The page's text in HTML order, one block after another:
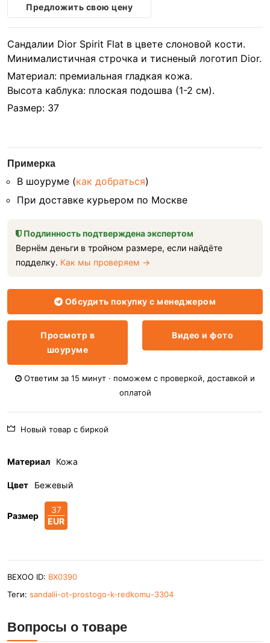
Предложить свою цену
Сандалии Dior Spirit Flat в цвете слоновой кости.
Минималистичная строчка и тисненый логотип Dior.
Материал: премиальная гладкая кожа.
Высота каблука: плоская подошва (1-2 см).
Размер: 37
Примерка
В шоуруме (как добраться)
При доставке курьером по Москве
Подлинность подтверждена экспертом
Вернём деньги в тройном размере, если найдёте
подделку. Как мы проверяем →
Обсудить покупку с менеджером
Просмотр в
шоуруме
Видео и фото
Ответим за 15 минут · поможем с проверкой, доставкой и
оплатой
Новый товар с биркой
Материал Кожа
Цвет Бежевый
Размер
37
EUR
BEXOO ID: BX0390
Теги: sandalii-ot-prostogo-k-redkomu-3304
Вопросы о товаре